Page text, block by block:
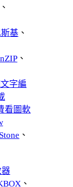
、
基 、
、
字編
看圖軟
、
器
、